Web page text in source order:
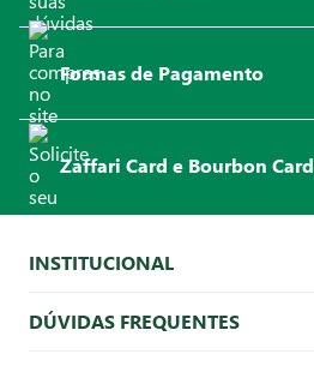
Formas de Pagamento
Zaffari Card e Bourbon Card
INSTITUCIONAL
DÚVIDAS FREQUENTES